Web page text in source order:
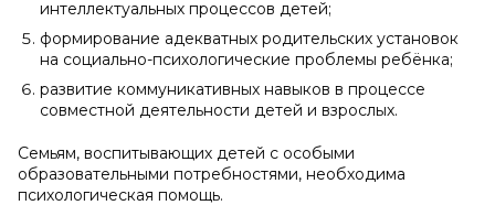
интеллектуальных процессов детей;
формирование адекватных родительских установок
на социально-психологические проблемы ребёнка;
развитие коммуникативных навыков в процессе
совместной деятельности детей и взрослых.
Семьям, воспитывающих детей с особыми
образовательными потребностями, необходима
психологическая помощь.